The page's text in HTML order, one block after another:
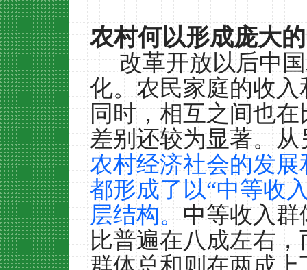
农村何以形成庞大
改革开放以后中
化。农民家庭的收
同时，相互之间也
差别还较为显著。
农村经济社会的发
都形成了以“中等收
层结构。中等收入群
比普遍在八成左右